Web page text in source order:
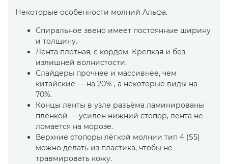
Некоторые особенности молний Альфа.
Спиральное звено имеет постоянные ширину
и толщину.
Лента плотная, с кордом. Крепкая и без
излишней волнистости.
Слайдеры прочнее и массивнее, чем
китайские — на 20% , а некоторые виды на
70%.
Концы ленты в узле разъёма ламинированы
плёнкой — усилен нижний стопор, лента не
ломается на морозе.
Верхние стопоры лёгкой молнии тип 4 (S5)
можно делать из пластика, чтобы не
травмировать кожу.